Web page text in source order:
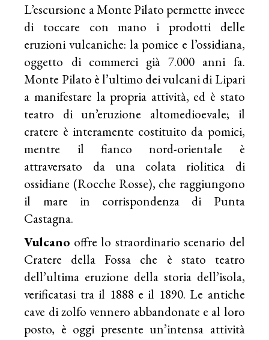
L’escursione a Monte Pilato permette invece
di toccare con mano i prodotti delle
eruzioni vulcaniche: la pomice e l’ossidiana,
oggetto di commerci già 7.000 anni fa.
Monte Pilato è l’ultimo dei vulcani di Lipari
a manifestare la propria attività, ed è stato
teatro di un’eruzione altomedioevale; il
cratere è interamente costituito da pomici,
mentre il fianco nord-orientale è
attraversato da una colata riolitica di
ossidiane (Rocche Rosse), che raggiungono
il mare in corrispondenza di Punta
Castagna.
Vulcano offre lo straordinario scenario del
Cratere della Fossa che è stato teatro
dell’ultima eruzione della storia dell’isola,
verificatasi tra il 1888 e il 1890. Le antiche
cave di zolfo vennero abbandonate e al loro
posto, è oggi presente un’intensa attività